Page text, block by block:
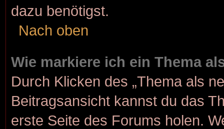
dazu benötigst.
Nach oben
Wie markiere ich ein Thema
Durch Klicken des „Thema als
Beitragsansicht kannst du das
erste Seite des Forums holen.